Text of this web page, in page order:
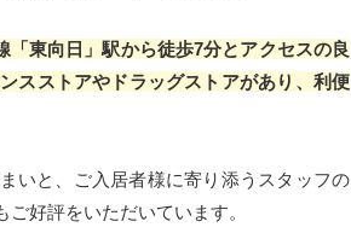
東向日」駅から徒歩7分とアクセスの良
スストアやドラッグストアがあり、利便
いと、ご入居者様に寄り添うスタッフの
好評をいただいています。